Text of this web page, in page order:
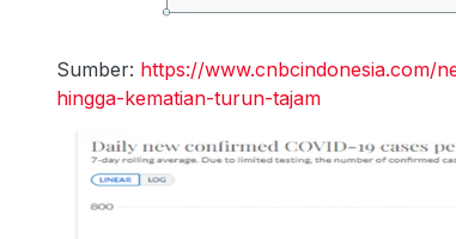
Sumber: https://www.cnbcindonesia.com/
hingga-kematian-turun-tajam